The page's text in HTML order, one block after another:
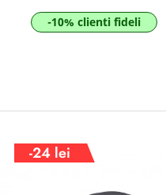
-10% clienti fideli
-24 lei